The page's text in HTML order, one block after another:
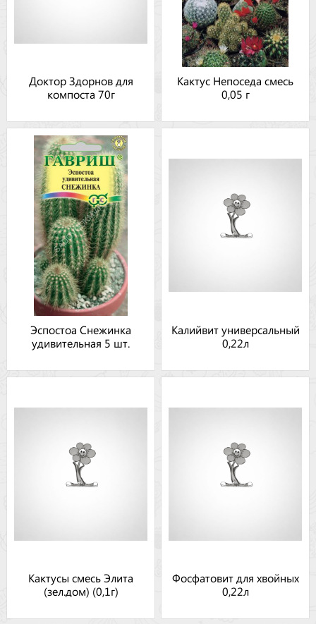
Доктор Здорнов для
компоста 70г
Кактус Непоседа смесь
0,05 г
Эспостоа Снежинка
удивительная 5 шт.
Калийвит универсальный
0,22л
Кактусы смесь Элита
(зел.дом) (0,1г)
Фосфатовит для хвойных
0,22л